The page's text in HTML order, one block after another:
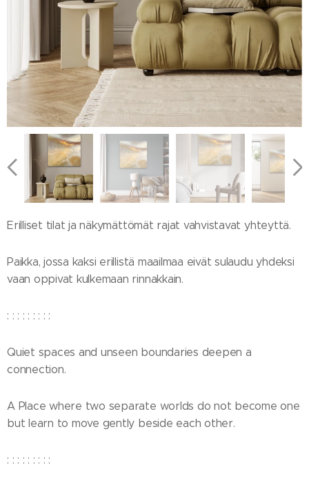
Erilliset tilat ja näkymättömät rajat vahvistavat yhteyttä.
Paikka, jossa kaksi erillistä maailmaa eivät sulaudu yhdeksi
vaan oppivat kulkemaan rinnakkain.
: : : : : : : : :
Quiet spaces and unseen boundaries deepen a
connection.
A Place where two separate worlds do not become one
but learn to move gently beside each other.
: : : : : : : : :